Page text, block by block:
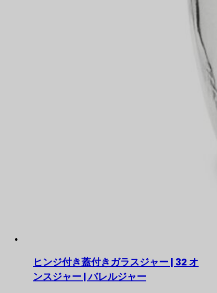
ヒンジ付き蓋付きガラスジャー | 32 オ
ンスジャー | バレルジャー